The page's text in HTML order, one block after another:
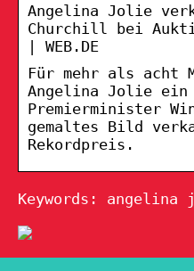
Angelina Jolie
Churchill bei
| WEB.DE
Für mehr als acht
Angelina Jolie ein
Premierminister
gemaltes Bild
Rekordpreis.
Keywords: